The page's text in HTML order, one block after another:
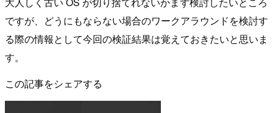
ですが、どうにもならない場合のワークアラウンドを検討す
る際の情報として今回の検証結果は覚えておきたいと思いま
す。
この記事をシェアする